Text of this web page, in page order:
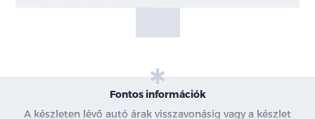
beavatkozó rendszerek
Intelligens sebességasszisztens
Intelligens sebességtartó automatika (ICC)
Közúti jelzések felismerése
Fontos információk
A készleten lévő autó árak visszavonásig vagy a készlet